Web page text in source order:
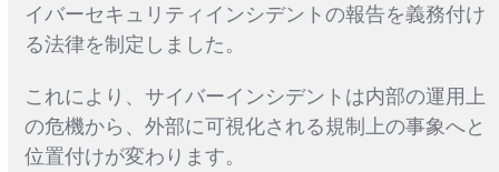
イバーセキュリティインシデントの報告を義務付け
る法律を制定しました。
これにより、サイバーインシデントは内部の運用上
の危機から、外部に可視化される規制上の事象へと
位置付けが変わります。